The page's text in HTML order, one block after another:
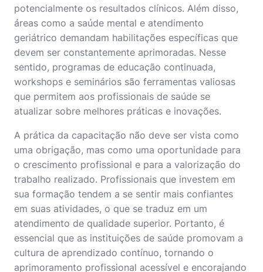
potencialmente os resultados clínicos. Além disso,
áreas como a saúde mental e atendimento
geriátrico demandam habilitações específicas que
devem ser constantemente aprimoradas. Nesse
sentido, programas de educação continuada,
workshops e seminários são ferramentas valiosas
que permitem aos profissionais de saúde se
atualizar sobre melhores práticas e inovações.
A prática da capacitação não deve ser vista como
uma obrigação, mas como uma oportunidade para
o crescimento profissional e para a valorização do
trabalho realizado. Profissionais que investem em
sua formação tendem a se sentir mais confiantes
em suas atividades, o que se traduz em um
atendimento de qualidade superior. Portanto, é
essencial que as instituições de saúde promovam a
cultura de aprendizado contínuo, tornando o
aprimoramento profissional acessível e encorajando